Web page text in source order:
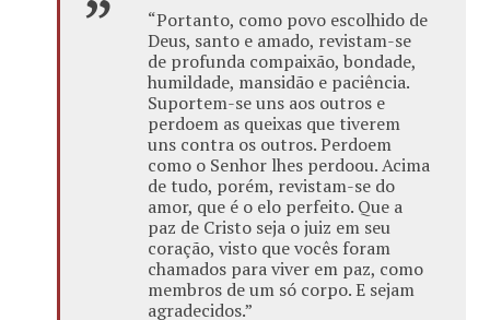
“Portanto, como povo escolhido de
Deus, santo e amado, revistam-se
de profunda compaixão, bondade,
humildade, mansidão e paciência.
Suportem-se uns aos outros e
perdoem as queixas que tiverem
uns contra os outros. Perdoem
como o Senhor lhes perdoou. Acima
de tudo, porém, revistam-se do
amor, que é o elo perfeito. Que a
paz de Cristo seja o juiz em seu
coração, visto que vocês foram
chamados para viver em paz, como
membros de um só corpo. E sejam
agradecidos.”